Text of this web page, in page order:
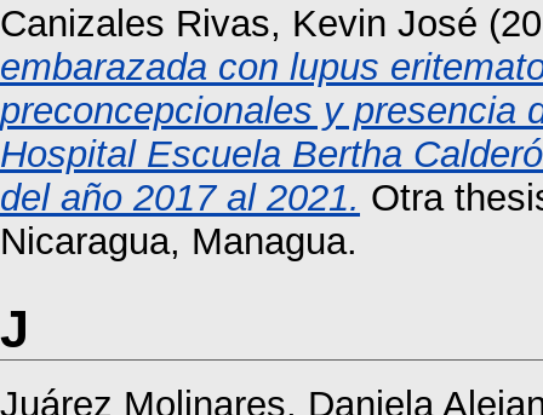
Canizales Rivas, Kevin José
embarazada con lupus
preconcepcionales y presencia
Hospital Escuela Bertha
del año 2017 al 2021. Otra
Nicaragua, Managua.
J
Juárez Molinares, Daniela